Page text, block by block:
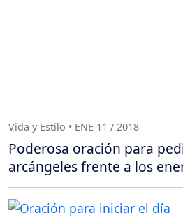
Vida y Estilo • ENE 11 / 2018
Poderosa oración para
arcángeles frente a los